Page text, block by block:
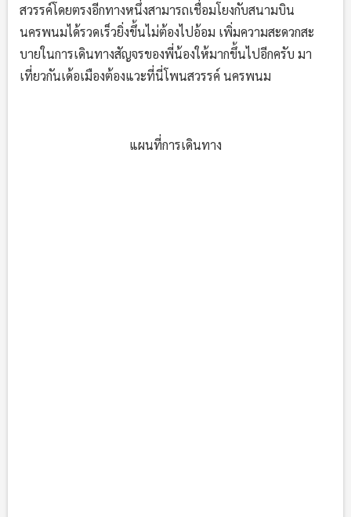
สวรรค์โดยตรงอีกทางหนึ่งสามารถเชื่อมโยงกับสนามบิน
นครพนมได้รวดเร็วยิ่งขึ้นไม่ต้องไปอ้อม เพิ่มความสะดวกสะ
บายในการเดินทางสัญจรของพี่น้องให้มากขึ้นไปอีกครับ มา
เที่ยวกันเด้อเมืองต้องแวะที่นี่โพนสวรรค์ นครพนม
แผนที่การเดินทาง